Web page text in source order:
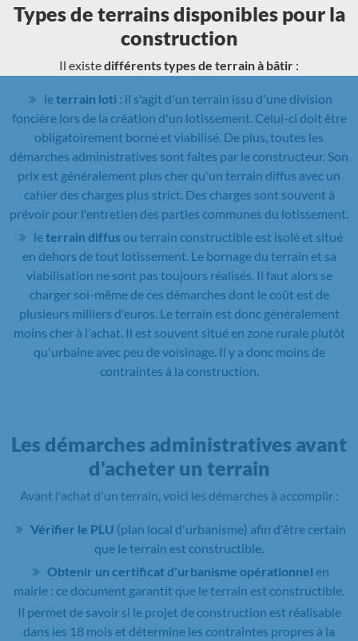
Types de terrains disponibles pour la
construction
Il existedifférents types de terrain à bâtir :
leterrain loti : il s'agit d'un terrain issu d'une division
foncière lors de la création d'un lotissement. Celui-ci doit être
obligatoirement borné et viabilisé. De plus, toutes les
démarches administratives sont faites par le constructeur. Son
prix est généralement plus cher qu'un terrain diffus avec un
cahier des charges plus strict. Des charges sont souvent à
prévoir pour l'entretien des parties communes du lotissement.
leterrain diffusou terrain constructible est isolé et situé
en dehors de tout lotissement. Le bornage du terrain et sa
viabilisation ne sont pas toujours réalisés. Il faut alors se
charger soi-même de ces démarches dont le coût est de
plusieurs milliers d'euros. Le terrain est donc généralement
moins cher à l'achat. Il est souvent situé en zone rurale plutôt
qu'urbaine avec peu de voisinage. Il y a donc moins de
contraintes à la construction.
Les démarches administratives avant
d'acheter un terrain
Avant l'achat d'un terrain, voici les démarches à accomplir :
Vérifier le PLU (plan local d'urbanisme) afin d'être certain
que le terrain est constructible.
Obtenir un certificat d'urbanisme opérationnel en
mairie : ce document garantit que le terrain est constructible.
Il permet de savoir si le projet de construction est réalisable
dans les 18 mois et détermine les contraintes propres à la